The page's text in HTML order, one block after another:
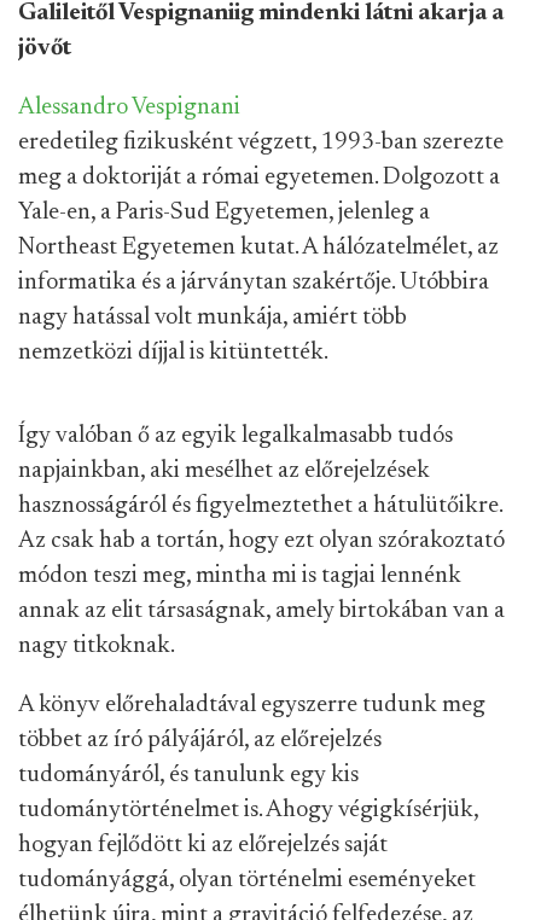
Galileitől Vespignaniig mindenki látni akarja a
jövőt
Alessandro Vespignani
eredetileg fizikusként végzett, 1993-ban szerezte
meg a doktoriját a római egyetemen. Dolgozott a
Yale-en, a Paris-Sud Egyetemen, jelenleg a
Northeast Egyetemen kutat. A hálózatelmélet, az
informatika és a járványtan szakértője. Utóbbira
nagy hatással volt munkája, amiért több
nemzetközi díjjal is kitüntették.
Így valóban ő az egyik legalkalmasabb tudós
napjainkban, aki mesélhet az előrejelzések
hasznosságáról és figyelmeztethet a hátulütőikre.
Az csak hab a tortán, hogy ezt olyan szórakoztató
módon teszi meg, mintha mi is tagjai lennénk
annak az elit társaságnak, amely birtokában van a
nagy titkoknak.
A könyv előrehaladtával egyszerre tudunk meg
többet az író pályájáról, az előrejelzés
tudományáról, és tanulunk egy kis
tudománytörténelmet is. Ahogy végigkísérjük,
hogyan fejlődött ki az előrejelzés saját
tudományággá, olyan történelmi eseményeket
élhetünk újra, mint a gravitáció felfedezése, az